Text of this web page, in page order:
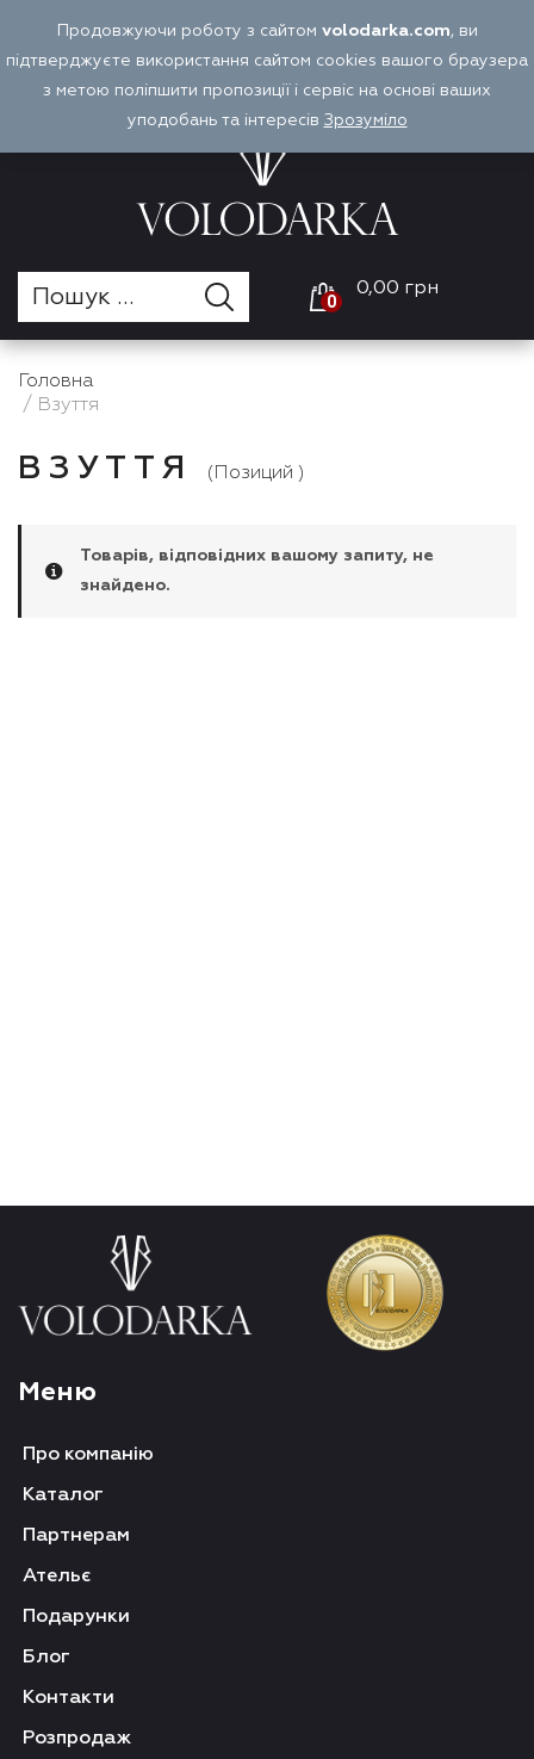
UA
Войти
Оплата і доставка
0
0,00 грн
Головна
/ Взуття
ВЗУТТЯ (Позиций )
Товарів, відповідних вашому запиту, не
знайдено.
Меню
Про компанію
Каталог
Партнерам
Ательє
Подарунки
Блог
Контакти
Розпродаж
Продовжуючи роботу з сайтом volodarka.com, ви
підтверджуєте використання сайтом cookies вашого браузера
з метою поліпшити пропозиції і сервіс на основі ваших
уподобань та інтересів Зрозуміло